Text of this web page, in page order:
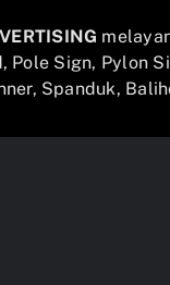
Sign, Pylon
Spanduk,